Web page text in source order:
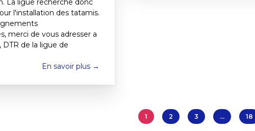
La ligue recherche donc
l'installation des tatamis.
merci de vous adresser a
de la ligue de
En savoir plus →
1 2 3 … 18